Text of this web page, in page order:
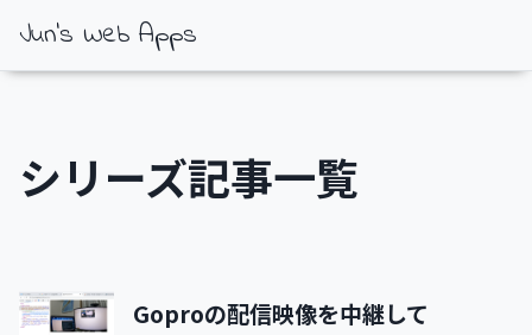
Jun's Web Apps
シリーズ記事一覧
Goproの配信映像を中継して